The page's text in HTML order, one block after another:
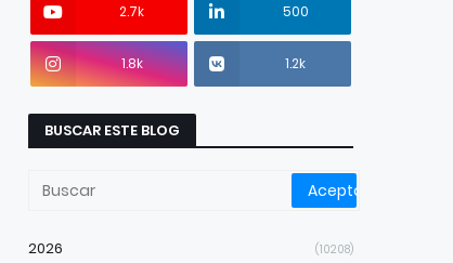
2.7k 500
1.8k 1.2k
BUSCAR ESTE BLOG
2026 (10208)